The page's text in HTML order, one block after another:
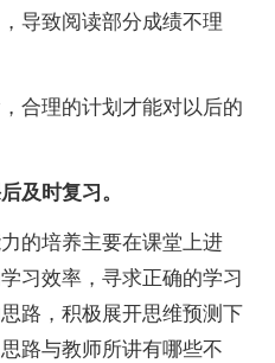
导致阅读部分成绩不理
理的计划才能对以后的
及时复习。
培养主要在课堂上进
习效率，寻求正确的学习
路，积极展开思维预测下
路与教师所讲有哪些不